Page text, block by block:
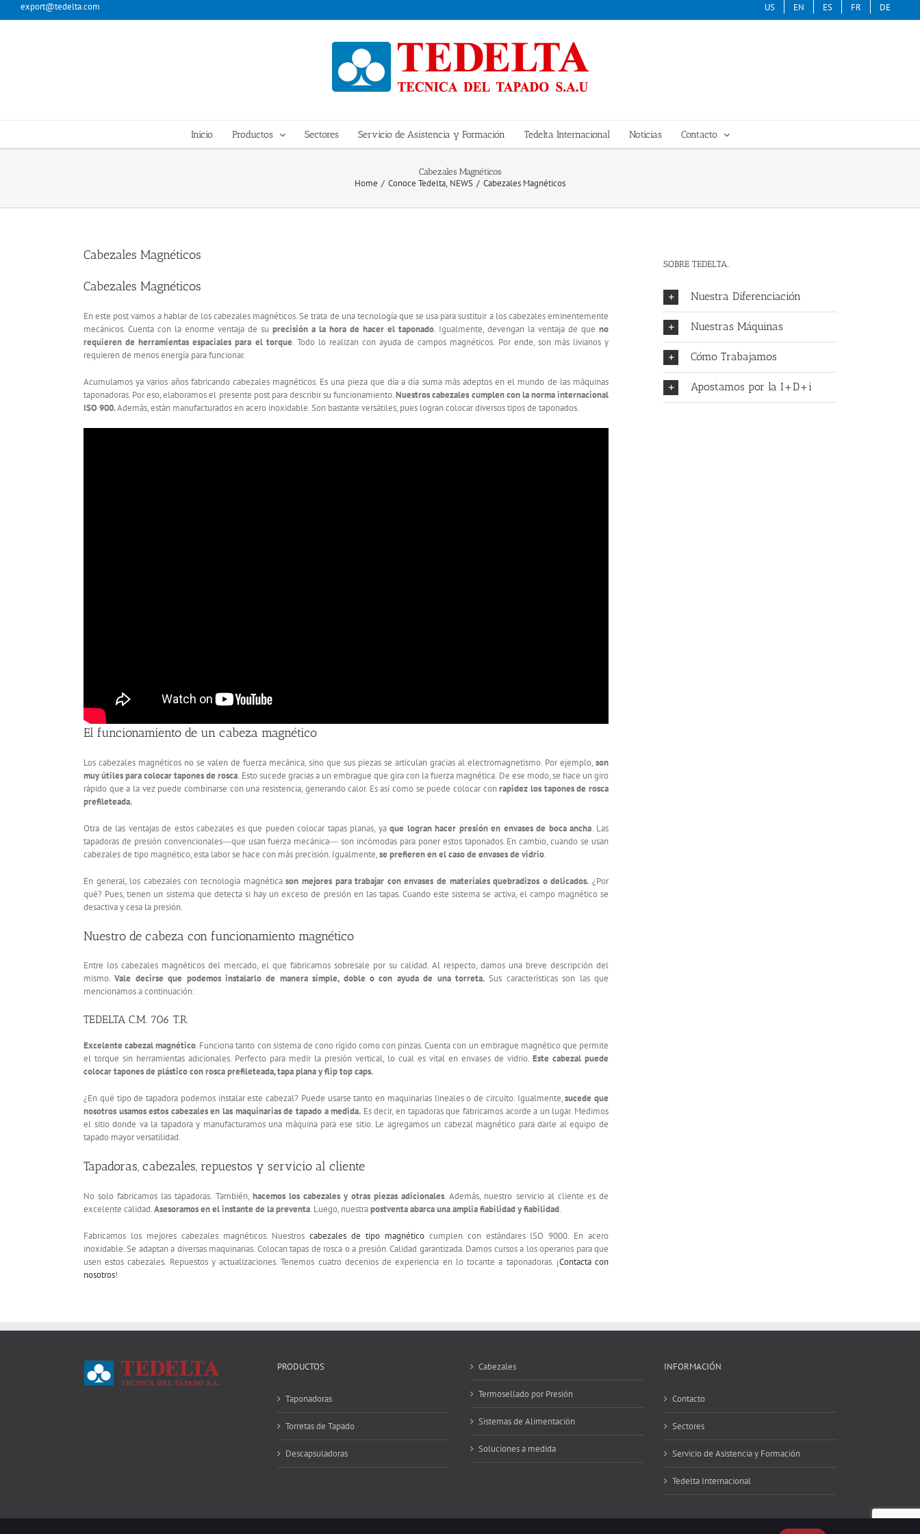
to
export@tedelta.com US EN ES FR DE
Inicio Productos Sectores Servicio de Asistencia y Formación Tedelta Internacional Noticias Contacto
Cabezales Magnéticos
Home Conoce Tedelta NEWS Cabezales Magnéticos
Cabezales Magnéticos
Cabezales Magnéticos
En este post vamos a hablar de los cabezales magnéticos. Se trata de una tecnología que se usa para sustituir a los cabezales eminentemente
mecánicos. Cuenta con la enorme ventaja de su precisión a la hora de hacer el taponado. Igualmente, devengan la ventaja de que no
requieren de herramientas espaciales para el torque. Todo lo realizan con ayuda de campos magnéticos. Por ende, son más livianos y
requieren de menos energía para funcionar.
Acumulamos ya varios años fabricando cabezales magnéticos. Es una pieza que día a día suma más adeptos en el mundo de las máquinas
taponadoras. Por eso, elaboramos el presente post para describir su funcionamiento.Nuestros cabezales cumplen con la norma internacional
ISO 900.Además, están manufacturados en acero inoxidable. Son bastante versátiles, pues logran colocar diversos tipos de taponados.
El funcionamiento de un cabeza magnético
Los cabezales magnéticos no se valen de fuerza mecánica, sino que sus piezas se articulan gracias al electromagnetismo. Por ejemplo, son
muy útiles para colocar tapones de rosca. Esto sucede gracias a un embrague que gira con la fuerza magnética. De ese modo, se hace un giro
rápido que a la vez puede combinarse con una resistencia, generando calor. Es así como se puede colocar conrapidez los tapones de rosca
prefileteada.
Otra de las ventajas de estos cabezales es que pueden colocar tapas planas, yaque logran hacer presión en envases de boca ancha. Las
tapadoras de presión convencionales―que usan fuerza mecánica― son incómodas para poner estos taponados. En cambio, cuando se usan
cabezales de tipo magnético, esta labor se hace con más precisión. Igualmente,se prefieren en el caso de envases de vidrio.
En general, los cabezales con tecnología magnéticason mejores para trabajar con envases de materiales quebradizos o delicados. ¿Por
qué? Pues, tienen un sistema que detecta si hay un exceso de presión en las tapas. Cuando este sistema se activa, el campo magnético se
desactiva y cesa la presión.
Nuestro de cabeza con funcionamiento magnético
Entre los cabezales magnéticos del mercado, el que fabricamos sobresale por su calidad. Al respecto, damos una breve descripción del
mismo.Vale decirse que podemos instalarlo de manera simple, doble o con ayuda de una torreta. Sus características son las que
mencionamos a continuación:
TEDELTA C.M. 706 T.R.
Excelente cabezal magnético. Funciona tanto con sistema de cono rígido como con pinzas. Cuenta con un embrague magnético que permite
el torque sin herramientas adicionales. Perfecto para medir la presión vertical, lo cual es vital en envases de vidrio. Este cabezal puede
colocar tapones de plástico con rosca prefileteada, tapa plana y flip top caps.
¿En qué tipo de tapadora podemos instalar este cabezal? Puede usarse tanto en maquinarias lineales o de circuito. Igualmente,sucede que
nosotros usamos estos cabezales en las maquinarias de tapado a medida. Es decir, en tapadoras que fabricamos acorde a un lugar. Medimos
el sitio donde va la tapadora y manufacturamos una máquina para ese sitio. Le agregamos un cabezal magnético para darle al equipo de
tapado mayor versatilidad.
Tapadoras, cabezales, repuestos y servicio al cliente
No solo fabricamos las tapadoras. También, hacemos los cabezales y otras piezas adicionales. Además, nuestro servicio al cliente es de
excelente calidad.Asesoramos en el instante de la preventa. Luego, nuestrapostventa abarca una amplia fiabilidad y fiabilidad.
Fabricamos los mejores cabezales magnéticos. Nuestroscabezales de tipo magnéticocumplen con estándares ISO 9000. En acero
inoxidable. Se adaptan a diversas maquinarias. Colocan tapas de rosca o a presión. Calidad garantizada. Damos cursos a los operarios para que
usen estos cabezales. Repuestos y actualizaciones. Tenemos cuatro decenios de experiencia en lo tocante a taponadoras. ¡Contacta con
nosotros!
SOBRE TEDELTA..
Nuestra Diferenciación
Nuestras Máquinas
Cómo Trabajamos
Apostamos por la I+D+i
PRODUCTOS
Taponadoras
Torretas de Tapado
Descapsuladoras
Cabezales
Termosellado por Presión
Sistemas de Alimentación
Soluciones a medida
INFORMACIÓN
Contacto
Sectores
Servicio de Asistencia y Formación
Tedelta Internacional